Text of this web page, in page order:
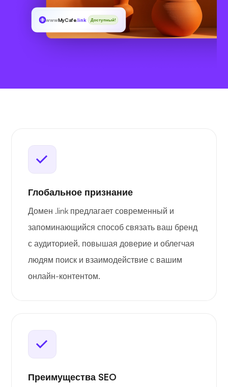
wwwMyCafe.link Доступный!
Глобальное признание
Домен .link предлагает современный и
запоминающийся способ связать ваш бренд
с аудиторией, повышая доверие и облегчая
людям поиск и взаимодействие с вашим
онлайн-контентом.
Преимущества SEO